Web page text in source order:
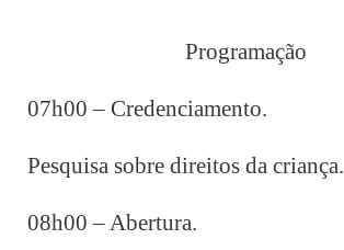
Programação
07h00 – Credenciamento.
Pesquisa sobre direitos da criança.
08h00 – Abertura.